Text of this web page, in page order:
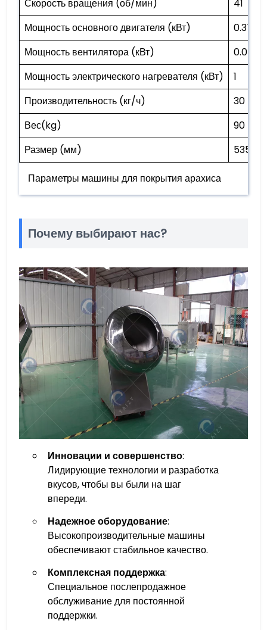
Скорость вращения (об/мин)
41
Мощность основного двигателя (кВт)
0.37
Мощность вентилятора (кВт)
0.04
Мощность электрического нагревателя (кВт)
1
Производительность (кг/ч)
30
Вес(kg)
90
Размер (мм)
Параметры машины для покрытия арахиса
Почему выбирают нас?
Инновации и совершенство:
Лидирующие технологии и разработка
вкусов, чтобы вы были на шаг
впереди.
Надежное оборудование:
Высокопроизводительные машины
обеспечивают стабильное качество.
Комплексная поддержка:
Специальное послепродажное
обслуживание для постоянной
поддержки.